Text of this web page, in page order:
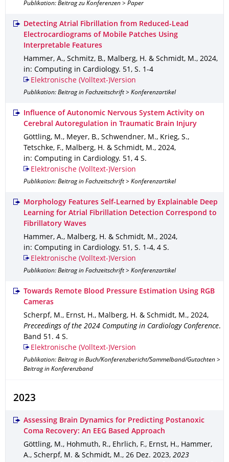
Publikation: Beitrag zu Konferenzen > Paper
Detecting Atrial Fibrillation from Reduced-Lead
Electrocardiograms of Mobile Patches Using
Interpretable Features
Hammer, A., Schmitz, B., Malberg, H. & Schmidt, M., 2024,
in: Computing in Cardiology. 51 , S. 1-4
Elektronische (Volltext-)Version
Publikation: Beitrag in Fachzeitschrift > Konferenzartikel
Influence of Autonomic Nervous System Activity on
Cerebral Autoregulation in Traumatic Brain Injury
Göttling, M., Meyer, B., Schwendner, M., Krieg, S.,
Tetschke, F., Malberg, H. & Schmidt, M., 2024,
in: Computing in Cardiology. 51 , 4 S.
Elektronische (Volltext-)Version
Publikation: Beitrag in Fachzeitschrift > Konferenzartikel
Morphology Features Self-Learned by Explainable Deep
Learning for Atrial Fibrillation Detection Correspond to
Fibrillatory Waves
Hammer, A., Malberg, H. & Schmidt, M., 2024,
in: Computing in Cardiology. 51 , S. 1-4, 4 S.
Elektronische (Volltext-)Version
Publikation: Beitrag in Fachzeitschrift > Konferenzartikel
Towards Remote Blood Pressure Estimation Using RGB
Cameras
Scherpf, M., Ernst, H., Malberg, H. & Schmidt, M., 2024,
Preceedings of the 2024 Computing in Cardiology Conference.
Band 51 . 4 S.
Elektronische (Volltext-)Version
Publikation: Beitrag in Buch/Konferenzbericht/Sammelband/Gutachten >
Beitrag in Konferenzband
2023
Assessing Brain Dynamics for Predicting Postanoxic
Coma Recovery: An EEG Based Approach
Göttling, M., Hohmuth, R., Ehrlich, F., Ernst, H., Hammer,
A., Scherpf, M. & Schmidt, M., 26 Dez. 2023, 2023